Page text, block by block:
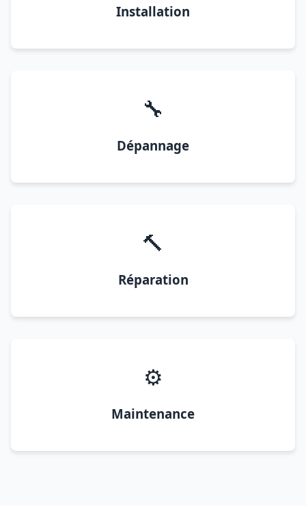
Installation
🔧
Dépannage
🔨
Réparation
⚙️
Maintenance